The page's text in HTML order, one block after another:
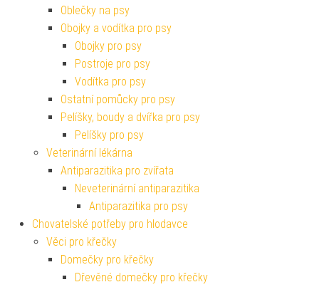
Oblečky na psy
Obojky a vodítka pro psy
Obojky pro psy
Postroje pro psy
Vodítka pro psy
Ostatní pomůcky pro psy
Pelíšky, boudy a dvířka pro psy
Pelíšky pro psy
Veterinární lékárna
Antiparazitika pro zvířata
Neveterinární antiparazitika
Antiparazitika pro psy
Chovatelské potřeby pro hlodavce
Věci pro křečky
Domečky pro křečky
Dřevěné domečky pro křečky